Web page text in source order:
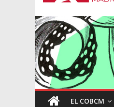
EL COBCM